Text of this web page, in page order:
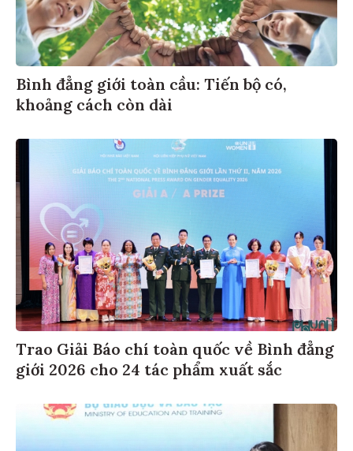
Bình đẳng giới toàn cầu: Tiến bộ có,
khoảng cách còn dài
Trao Giải Báo chí toàn quốc về Bình đẳng
giới 2026 cho 24 tác phẩm xuất sắc